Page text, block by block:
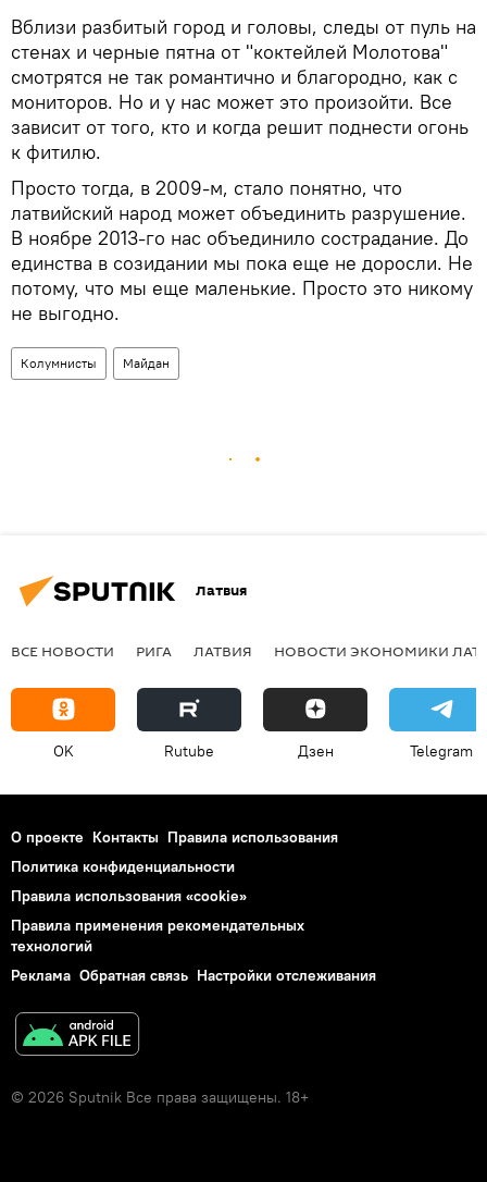
Вблизи разбитый город и головы, следы от пуль на
стенах и черные пятна от "коктейлей Молотова"
смотрятся не так романтично и благородно, как с
мониторов. Но и у нас может это произойти. Все
зависит от того, кто и когда решит поднести огонь
к фитилю.
Просто тогда, в 2009-м, стало понятно, что
латвийский народ может объединить разрушение.
В ноябре 2013-го нас объединило сострадание. До
единства в созидании мы пока еще не доросли. Не
потому, что мы еще маленькие. Просто это никому
не выгодно.
Колумнисты Майдан
Латвия
ВСЕ НОВОСТИ РИГА ЛАТВИЯ НОВОСТИ ЭКОНОМИКИ
OK Rutube Дзен Telegram
О проекте Контакты Правила использования
Политика конфиденциальности
Правила использования «cookie»
Правила применения рекомендательных
технологий
Реклама Обратная связь Настройки отслеживания
© 2026 Sputnik Все права защищены. 18+